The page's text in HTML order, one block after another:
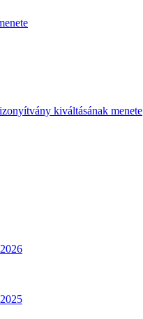
kiváltásának menete